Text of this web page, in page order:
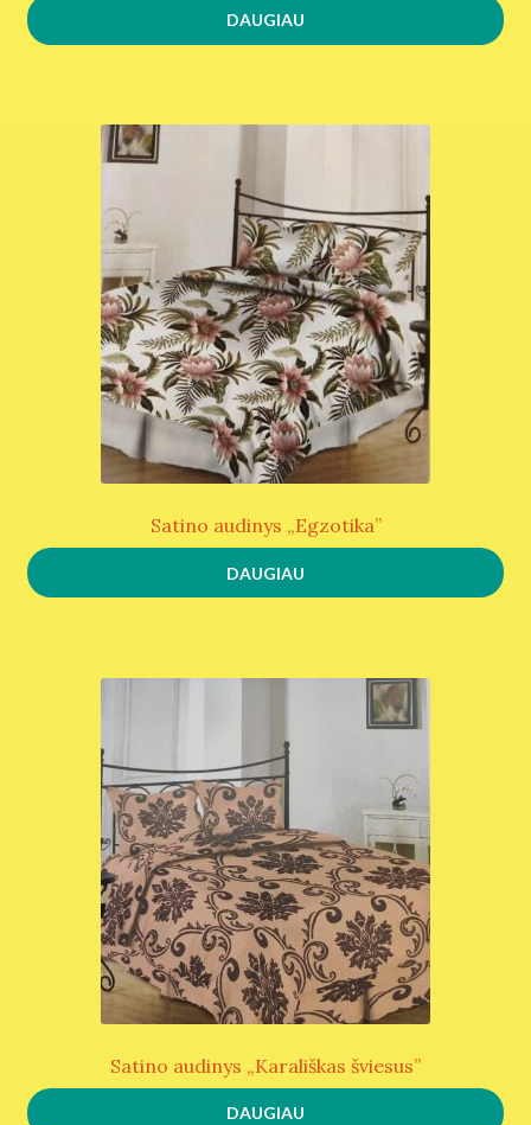
DAUGIAU
Satino audinys „Egzotika”
DAUGIAU
Satino audinys „Karališkas šviesus”
DAUGIAU